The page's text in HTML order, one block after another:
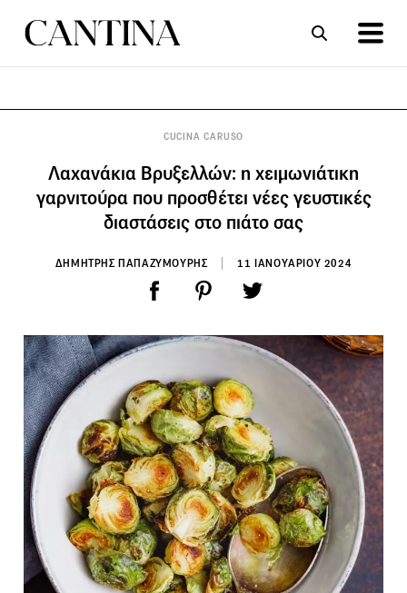
CUCINA CARUSO
Λαχανάκια Βρυξελλών: η χειμωνιάτικη
γαρνιτούρα που προσθέτει νέες γευστικές
διαστάσεις στο πιάτο σας
ΔΗΜΗΤΡΗΣ ΠΑΠΑΖΥΜΟΥΡΗΣ 11 ΙΑΝΟΥΑΡΙΟΥ 2024